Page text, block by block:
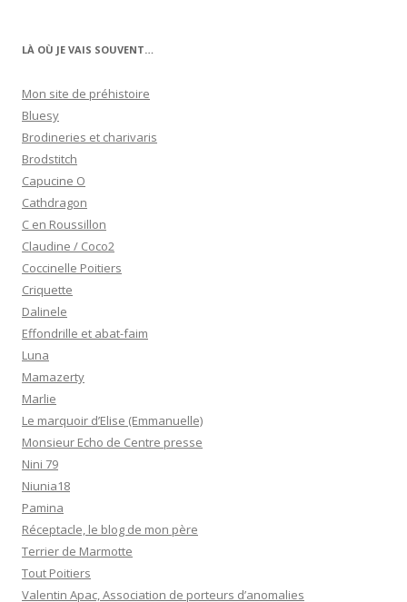
LÀ OÙ JE VAIS SOUVENT…
Mon site de préhistoire
Bluesy
Brodineries et charivaris
Brodstitch
Capucine O
Cathdragon
C en Roussillon
Claudine / Coco2
Coccinelle Poitiers
Criquette
Dalinele
Effondrille et abat-faim
Luna
Mamazerty
Marlie
Le marquoir d’Elise (Emmanuelle)
Monsieur Echo de Centre presse
Nini 79
Niunia18
Pamina
Réceptacle, le blog de mon père
Terrier de Marmotte
Tout Poitiers
Valentin Apac, Association de porteurs d’anomalies